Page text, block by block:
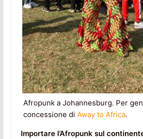
Afropunk a Johannesburg. Per
concessione di Away to Africa.
Importare l’Afropunk sul